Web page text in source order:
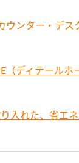
ウンター・デス
（ディテールホ
入れた、省エ